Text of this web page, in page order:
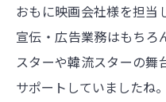
おもに映画会社様を担当
宣伝・広告業務はもちろ
スターや韓流スターの舞
サポートしていましたね。